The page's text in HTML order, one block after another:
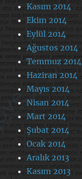
Kasım 2014
Ekim 2014
Eylül 2014
Ağustos 2014
Temmuz 2014
Haziran 2014
Mayıs 2014
Nisan 2014
Mart 2014
Şubat 2014
Ocak 2014
Aralık 2013
Kasım 2013